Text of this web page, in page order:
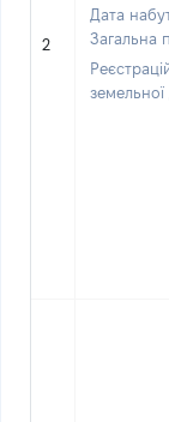
2
Дата
Загальна
земельної